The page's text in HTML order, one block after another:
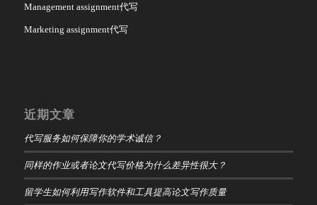
Management assignment代写
Marketing assignment代写
近期文章
代写服务如何保障你的学术诚信？
同样的作业或者论文代写价格为什么差异性很大？
留学生如何利用写作软件和工具提高论文写作质量